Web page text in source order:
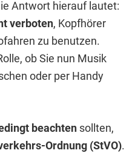
Antwort hierauf lautet:
verboten, Kopfhörer
zu benutzen.
ob Sie nun Musik
oder per Handy
beachtensollten,
Ordnung (StVO).